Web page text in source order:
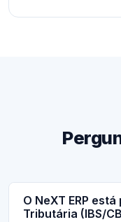
O NeXT ERP
Tributária (IBS/